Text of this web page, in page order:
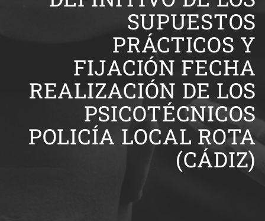
SUPUESTOS
PRÁCTICOS Y
FIJACIÓN FECHA
REALIZACIÓN DE LOS
PSICOTÉCNICOS
POLICÍA LOCAL ROTA
(CÁDIZ)